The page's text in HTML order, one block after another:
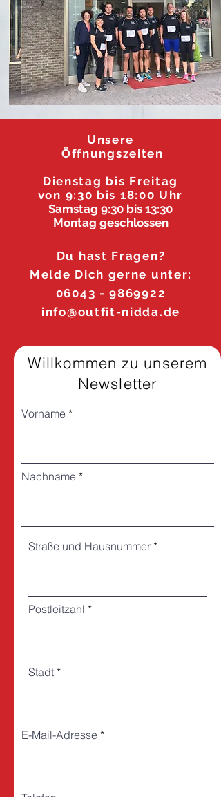
Unsere
Öffnungszeiten
Dienstag bis Freitag
von 9:30 bis 18:00 Uhr
Samstag 9:30 bis 13:30
Montag geschlossen
Du hast Fragen?
Melde Dich gerne unter:
06043 - 9869922
info@outfit-nidda.de
Willkommen zu unserem
Newsletter
Vorname
Nachname
Straße und Hausnummer
Postleitzahl
Stadt
E-Mail-Adresse